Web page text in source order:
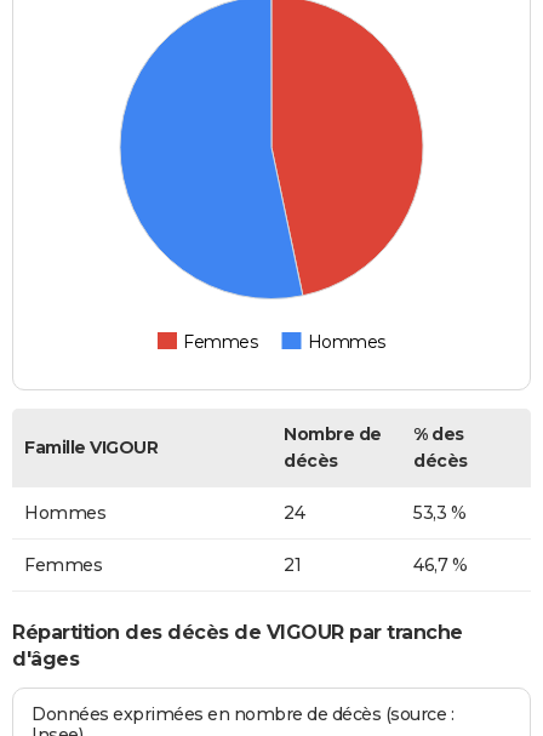
Femmes Hommes
Famille VIGOUR
Nombre de
décès
% des
décès
Hommes 24 53,3 %
Femmes 21 46,7 %
Répartition des décès de VIGOUR par tranche
d'âges
Données exprimées en nombre de décès (source :